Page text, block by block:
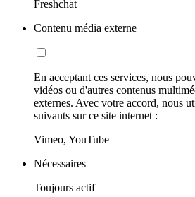
Freshchat
Contenu média externe
En acceptant ces services, nous
vidéos ou d'autres contenus
externes. Avec votre accord, nous
suivants sur ce site internet :
Vimeo, YouTube
Nécessaires
Toujours actif